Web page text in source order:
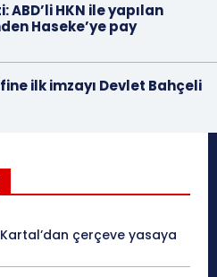
ABD’li HKN ile yapılan
Haseke’ye pay
ilk imzayı Devlet Bahçeli
Kartal’dan çerçeve yasaya